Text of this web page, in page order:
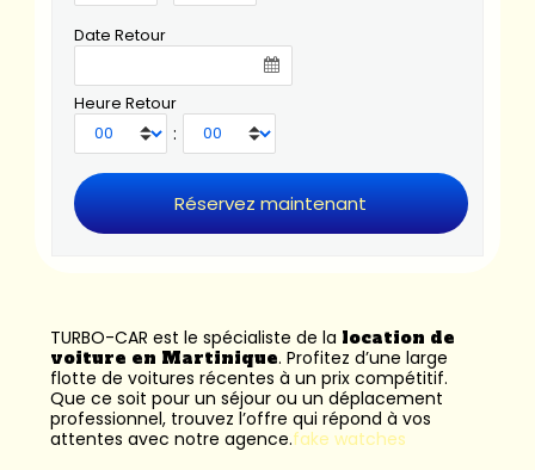
Date Retour
Heure Retour
:
TURBO-CAR est le spécialiste de la location de
voiture en Martinique. Profitez d’une large
flotte de voitures récentes à un prix compétitif.
Que ce soit pour un séjour ou un déplacement
professionnel, trouvez l’offre qui répond à vos
attentes avec notre agence.fake watches